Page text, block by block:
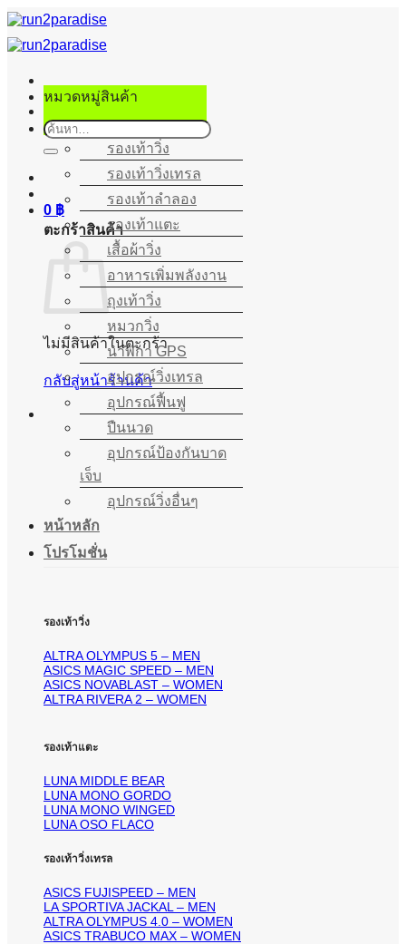
ข้าม
ไป
เนื้อหา
ค้นหา:
0 ฿
ตะกร้าสินค้า
ไม่มีสินค้าในตะกร้า
กลับสู่หน้าร้านค้า
หมวดหมู่สินค้า
รองเท้าวิ่ง
รองเท้าวิ่งเทรล
รองเท้าลำลอง
รองเท้าแตะ
เสื้อผ้าวิ่ง
อาหารเพิ่มพลังงาน
ถุงเท้าวิ่ง
หมวกวิ่ง
นาฬิกา GPS
อุปกรณ์วิ่งเทรล
อุปกรณ์ฟื้นฟู
ปืนนวด
อุปกรณ์ป้องกันบาด
เจ็บ
อุปกรณ์วิ่งอื่นๆ
หน้าหลัก
โปรโมชั่น
รองเท้าวิ่ง
ALTRA OLYMPUS 5 – MEN
ASICS MAGIC SPEED – MEN
ASICS NOVABLAST – WOMEN
ALTRA RIVERA 2 – WOMEN
รองเท้าแตะ
LUNA MIDDLE BEAR
LUNA MONO GORDO
LUNA MONO WINGED
LUNA OSO FLACO
รองเท้าวิ่งเทรล
ASICS FUJISPEED – MEN
LA SPORTIVA JACKAL – MEN
ALTRA OLYMPUS 4.0 – WOMEN
ASICS TRABUCO MAX – WOMEN